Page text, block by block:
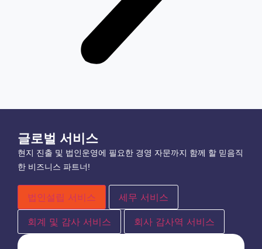
글로벌 서비스
현지 진출 및 법인운영에 필요한 경영 자문까지 함께 할 믿음직
한 비즈니스 파트너!
법인설립 서비스 세무 서비스
회계 및 감사 서비스 회사 감사역 서비스